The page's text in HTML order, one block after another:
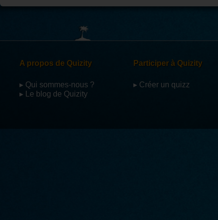
A propos de Quizity
▸ Qui sommes-nous ?
▸ Le blog de Quizity
Participer à Quizity
▸ Créer un quizz